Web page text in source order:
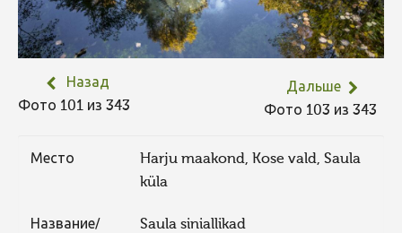
Назад
Фото 101 из 343
Дальше
Фото 103 из 343
Место
Harju maakond, Kose vald, Saula
küla
Название/
Saula siniallikad